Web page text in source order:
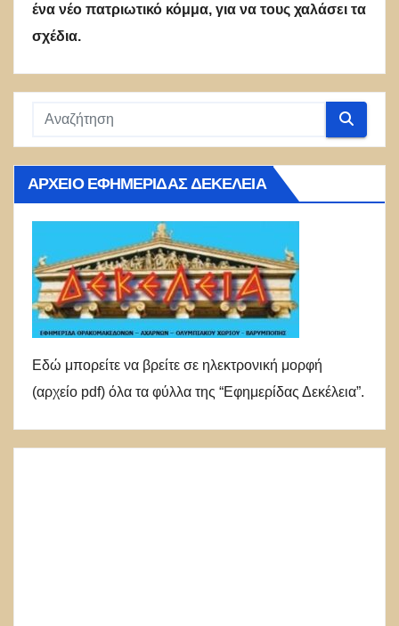
ένα νέο πατριωτικό κόμμα, για να τους χαλάσει τα
σχέδια.
ΑΡΧΕΊΟ ΕΦΗΜΕΡΊΔΑΣ ΔΕΚΈΛΕΙΑ
Εδώ μπορείτε να βρείτε σε ηλεκτρονική μορφή
(αρχείο pdf) όλα τα φύλλα της “Εφημερίδας Δεκέλεια”.